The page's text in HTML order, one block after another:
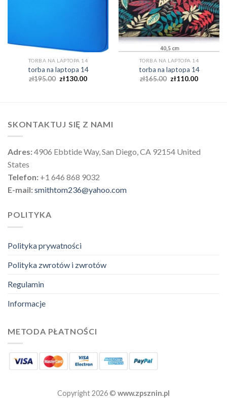
TORBA NA LAPTOPA 14
torba na laptopa 14
zł195.00 zł130.00
TORBA NA LAPTOPA 14
torba na laptopa 14
zł165.00 zł110.00
SKONTAKTUJ SIĘ Z NAMI
Adres:4906 Ebbtide Way, San Diego, CA 92154 United
States
Telefon: +1 646 868 9032
E-mail:smithtom236@yahoo.com
POLITYKA
Polityka prywatności
Polityka zwrotów i zwrotów
Regulamin
Informacje
METODA PŁATNOŚCI
Copyright 2026 © www.zpsznin.pl